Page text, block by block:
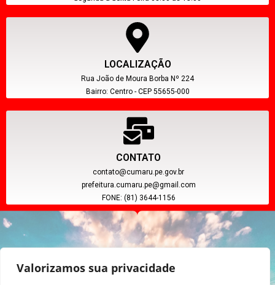
Valorizamos sua privacidade
LOCALIZAÇÃO
Rua João de Moura Borba Nº 224
Bairro: Centro - CEP 55655-000
CONTATO
contato@cumaru.pe.gov.br
prefeitura.cumaru.pe@gmail.com
FONE: (81) 3644-1156